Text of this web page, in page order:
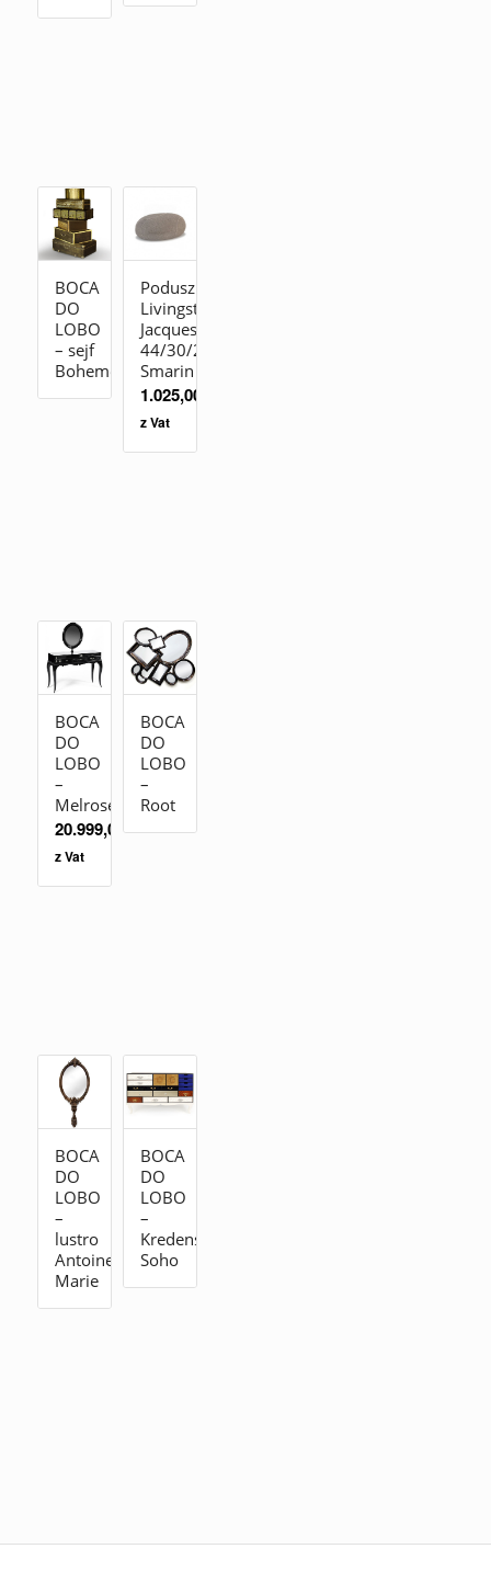
BOCA
DO
LOBO
– sejf
Boheme
Poduszka
Livingstones
Jacques
44/30/25
Smarin
1.025,00
z Vat
BOCA
DO
LOBO
–
Melrose
20.999,00zł
z Vat
BOCA
DO
LOBO
–
Root
BOCA
DO
LOBO
–
lustro
Antoinette
Marie
BOCA
DO
LOBO
–
Kredens
Soho